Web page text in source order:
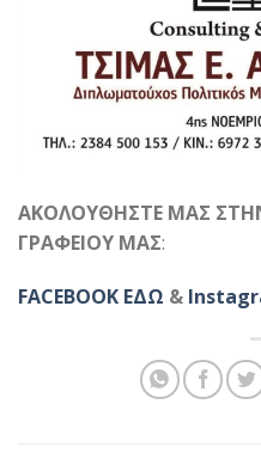
ΑΚΟΛΟΥΘΗΣΤΕ ΜΑΣ
ΓΡΑΦΕΙΟΥ ΜΑΣ:
FACEBOOK ΕΔΩ &